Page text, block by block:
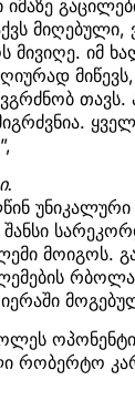
იმაზე
მივიღე. იმ
თავს.
შანსი
მოიგოს.
რობერტო